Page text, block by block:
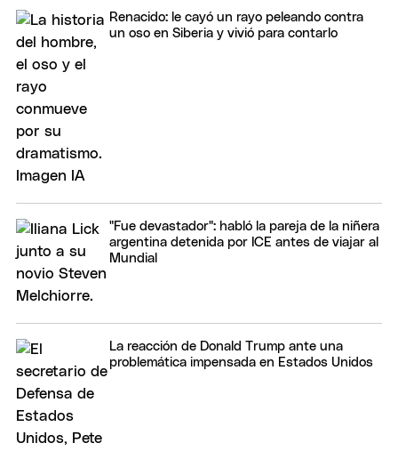
Renacido: le cayó un rayo peleando contra
un oso en Siberia y vivió para contarlo
"Fue devastador": habló la pareja de la niñera
argentina detenida por ICE antes de viajar al
Mundial
La reacción de Donald Trump ante una
problemática impensada en Estados Unidos